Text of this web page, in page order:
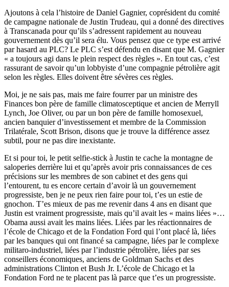
Ajoutons à cela l’histoire de Daniel Gagnier, coprésident du comité
de campagne nationale de Justin Trudeau, qui a donné des directives
à Transcanada pour qu’ils s’adressent rapidement au nouveau
gouvernement dès qu’il sera élu. Vous pensez que ce type est arrivé
par hasard au PLC? Le PLC s’est défendu en disant que M. Gagnier
« a toujours agi dans le plein respect des règles ». En tout cas, c’est
rassurant de savoir qu’un lobbyiste d’une compagnie pétrolière agit
selon les règles. Elles doivent être sévères ces règles.
Moi, je ne sais pas, mais me faire fourrer par un ministre des
Finances bon père de famille climatosceptique et ancien de Merryll
Lynch, Joe Oliver, ou par un bon père de famille homosexuel,
ancien banquier d’investissement et membre de la Commission
Trilatérale, Scott Brison, disons que je trouve la différence assez
subtil, pour ne pas dire inexistante.
Et si pour toi, le petit selfie-stick à Justin te cache la montagne de
saloperies derrière lui et qu’après avoir pris connaissances de ces
précisions sur les membres de son cabinet et des gens qui
l’entourent, tu es encore certain d’avoir là un gouvernement
progressiste, ben je ne peux rien faire pour toi, t’es un estie de
gnochon. T’es mieux de pas me revenir dans 4 ans en disant que
Justin est vraiment progressiste, mais qu’il avait les « mains liées »…
Obama aussi avait les mains liées. Liées par les réactionnaires de
l’école de Chicago et de la Fondation Ford qui l’ont placé là, liées
par les banques qui ont financé sa campagne, liées par le complexe
militaro-industriel, liées par l’industrie pétrolière, liées par ses
conseillers économiques, anciens de Goldman Sachs et des
administrations Clinton et Bush Jr. L’école de Chicago et la
Fondation Ford ne te placent pas là parce que t’es un progressiste.